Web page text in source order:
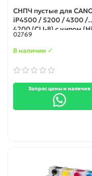
СНПЧ пустые для
iP4500 / 5200 / 4300 /
4200 (CLI-8) с чипом
Black)
02769
В наличии ✓
Запрос цены и наличия